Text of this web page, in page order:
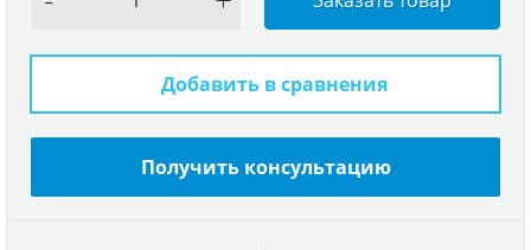
Добавить в сравнения
Получить консультацию